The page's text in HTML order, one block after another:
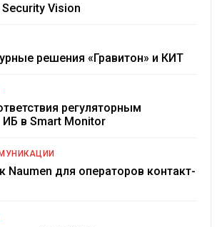
Vision
решения «Гравитон» и КИТ
регуляторным
в Smart Monitor
для операторов контакт-